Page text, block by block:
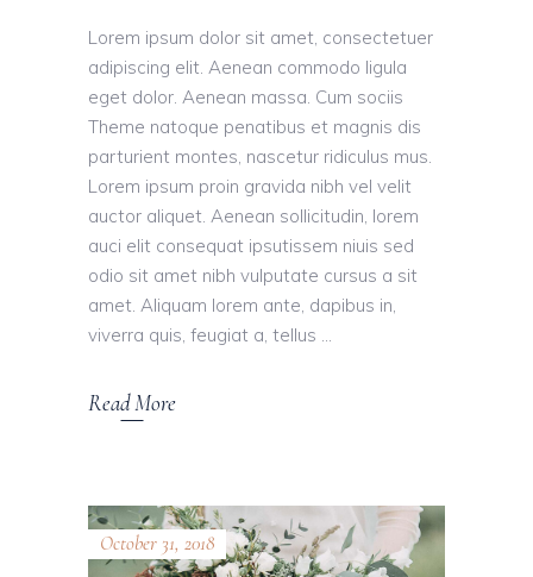
Lorem ipsum dolor sit amet, consectetuer
adipiscing elit. Aenean commodo ligula
eget dolor. Aenean massa. Cum sociis
Theme natoque penatibus et magnis dis
parturient montes, nascetur ridiculus mus.
Lorem ipsum proin gravida nibh vel velit
auctor aliquet. Aenean sollicitudin, lorem
auci elit consequat ipsutissem niuis sed
odio sit amet nibh vulputate cursus a sit
amet. Aliquam lorem ante, dapibus in,
viverra quis, feugiat a, tellus
Read More
October 31, 2018